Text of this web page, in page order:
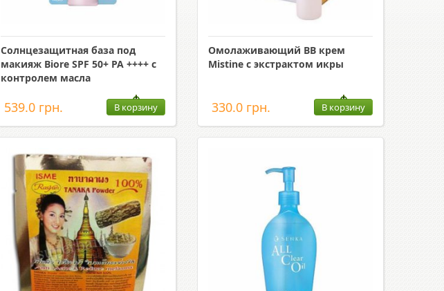
Солнцезащитная база под
макияж Biore SPF 50+ PA ++++ с
контролем масла
539.0 грн. В корзину
Омолаживающий ВВ крем
Mistine с экстрактом икры
330.0 грн. В корзину